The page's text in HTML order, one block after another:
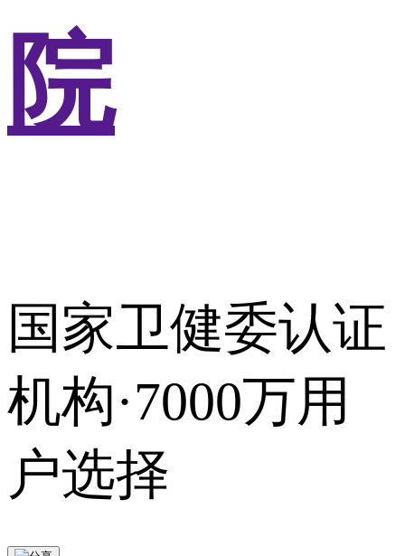
院
国家卫健委认证
机构·7000万用
户选择